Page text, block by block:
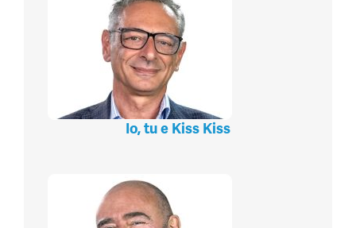
Io, tu e Kiss Kiss